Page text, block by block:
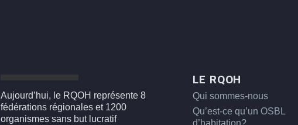
Aujourd’hui, le RQOH représente 8
fédérations régionales et 1200
organismes sans but lucratif
LE RQOH
Qui sommes-nous
Qu’est-ce qu’un OSBL
d’habitation?